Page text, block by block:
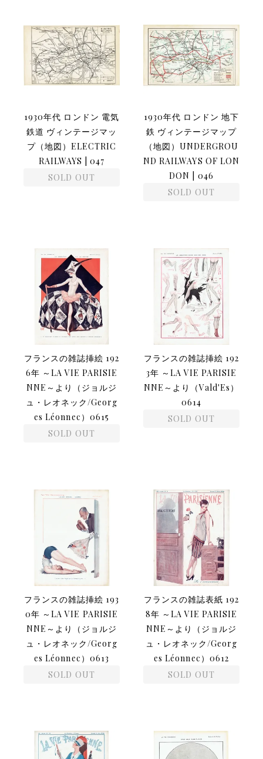
1930年代 ロンドン 電気
鉄道 ヴィンテージマッ
プ（地図）ELECTRIC
RAILWAYS | 047
SOLD OUT
1930年代 ロンドン 地下
鉄 ヴィンテージマップ
（地図）UNDERGROU
ND RAILWAYS OF LON
DON | 046
SOLD OUT
フランスの雑誌挿絵 192
6年 ～LA VIE PARISIE
NNE～より（ジョルジ
ュ・レオネック/Georg
es Léonnec）0615
SOLD OUT
フランスの雑誌挿絵 192
3年 ～LA VIE PARISIE
NNE～より（Vald'Es）
0614
SOLD OUT
フランスの雑誌挿絵 193
0年 ～LA VIE PARISIE
NNE～より（ジョルジ
ュ・レオネック/Georg
es Léonnec）0613
SOLD OUT
フランスの雑誌表紙 192
8年 ～LA VIE PARISIE
NNE～より（ジョルジ
ュ・レオネック/Georg
es Léonnec）0612
SOLD OUT